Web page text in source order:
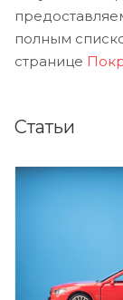
полным
странице
Статьи